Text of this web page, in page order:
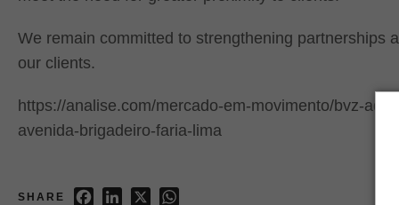
We remain committed to strengthening partnerships
our clients.
https://analise.com/mercado-em-movimento/bvz-
avenida-brigadeiro-faria-lima
SHARE FacebookLinkedIn